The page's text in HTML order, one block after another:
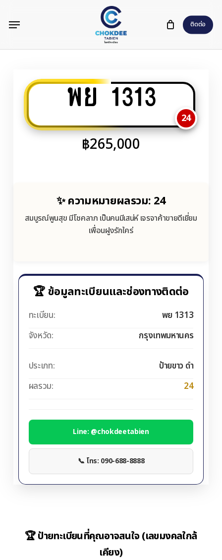
content
ติดต่อ
Menu
พย 1313
24
฿265,000
✨ ความหมายผลรวม: 24
สมบูรณ์พูนสุข มีโชคลาภ เป็นคนมีเสน่ห์ เจรจาค้าขายดีเยี่ยม
เพื่อนฝูงรักใคร่
🏆 ข้อมูลทะเบียนและช่องทางติดต่อ
ทะเบียน:
พย 1313
จังหวัด:
กรุงเทพมหานคร
ประเภท:
ป้ายขาว ดำ
ผลรวม:
24
Line: @chokdeetabien
📞 โทร: 090-688-8888
🏆 ป้ายทะเบียนที่คุณอาจสนใจ (เลขมงคลใกล้
เคียง)